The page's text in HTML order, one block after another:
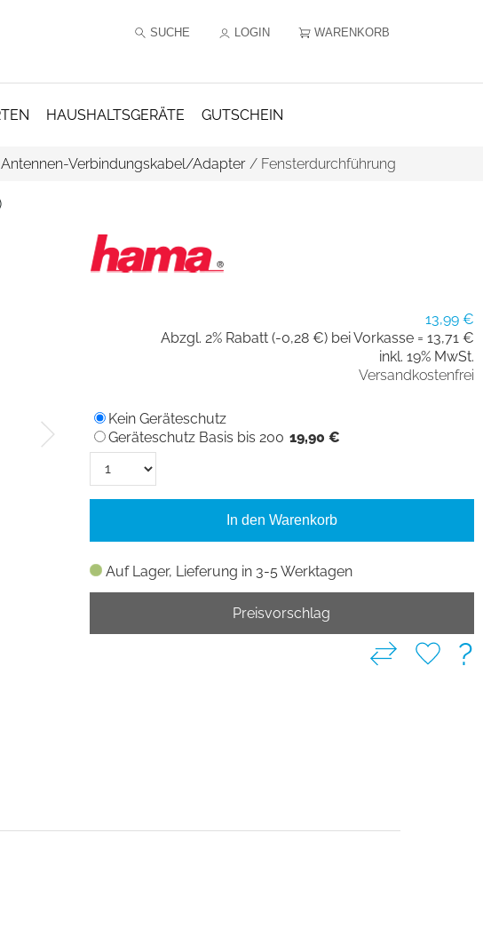
SUCHE LOGIN WARENKORB
HAUSHALTSGERÄTE GUTSCHEIN
Antennen-Verbindungskabel/Adapter / Fensterdurchführung
13,99 €
Abzgl. 2% Rabatt (-0,28 €) bei Vorkasse = 13,71 €
inkl. 19% MwSt.
Versandkostenfrei
Auf Lager, Lieferung in 3-5 Werktagen
Kein Geräteschutz
Geräteschutz Basis bis 200 19,90 €
In den Warenkorb
Preisvorschlag
?